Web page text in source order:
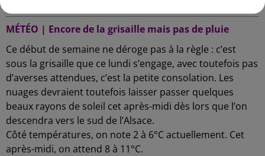
MÉTÉO | Encore de la grisaille mais pas de pluie
Ce début de semaine ne déroge pas à la règle : c’est
sous la grisaille que ce lundi s’engage, avec toutefois pas
d’averses attendues, c’est la petite consolation. Les
nuages devraient toutefois laisser passer quelques
beaux rayons de soleil cet après-midi dès lors que l’on
descendra vers le sud de l’Alsace.
Côté températures, on note 2 à 6°C actuellement. Cet
après-midi, on attend 8 à 11°C.